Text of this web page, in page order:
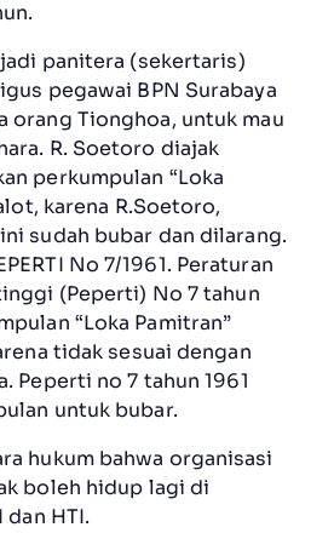
panitera (sekertaris)
pegawai BPN Surabaya
orang Tionghoa, untuk mau
R. Soetoro diajak
perkumpulan “Loka
karena R.Soetoro,
sudah bubar dan dilarang.
No 7/1961. Peraturan
(Peperti) No 7 tahun
“Loka Pamitran”
tidak sesuai dengan
Peperti no 7 tahun 1961
untuk bubar.
hukum bahwa organisasi
boleh hidup lagi di
dan HTI.